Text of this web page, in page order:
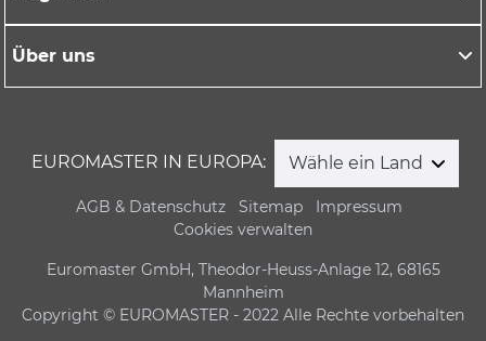
Über uns
EUROMASTER IN EUROPA: Wähle ein Land
AGB & Datenschutz Sitemap
Impressum
Cookies verwalten
Euromaster GmbH, Theodor-Heuss-Anlage 12, 68165
Mannheim
Copyright © EUROMASTER - 2022 Alle Rechte vorbehalten